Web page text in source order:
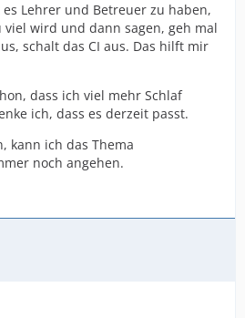
es Lehrer und Betreuer zu haben,
viel wird und dann sagen, geh mal
schalt das CI aus. Das hilft mir
dass ich viel mehr Schlaf
ich, dass es derzeit passt.
kann ich das Thema
noch angehen.